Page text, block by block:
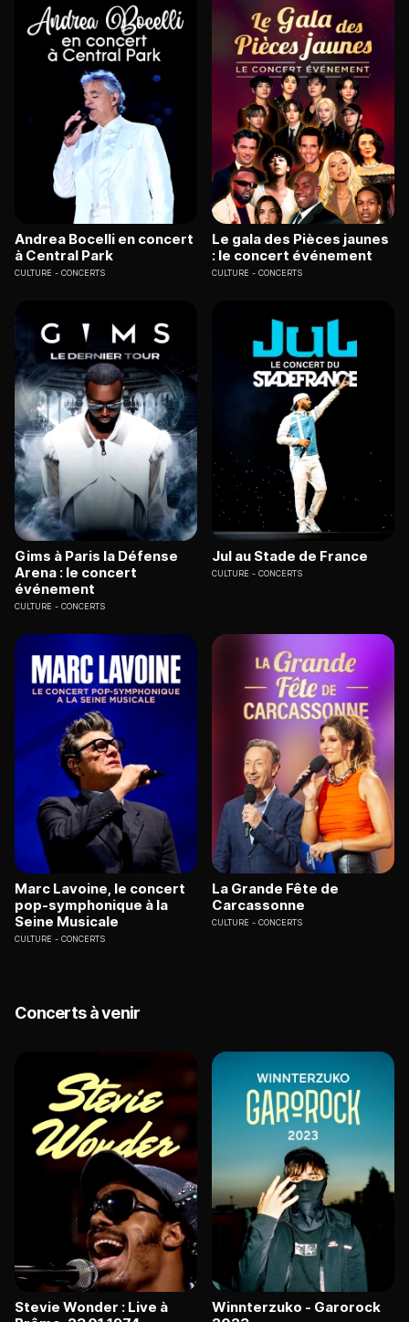
Andrea Bocelli en concert
à Central Park
CULTURE CONCERTS
Le gala des Pièces jaunes
: le concert événement
CULTURE CONCERTS
Gims à Paris la Défense
Arena : le concert
événement
CULTURE CONCERTS
Jul au Stade de France
CULTURE CONCERTS
Marc Lavoine, le concert
pop-symphonique à la
Seine Musicale
CULTURE CONCERTS
La Grande Fête de
Carcassonne
CULTURE CONCERTS
Concerts à venir
Stevie Wonder : Live à
Winnterzuko - Garorock